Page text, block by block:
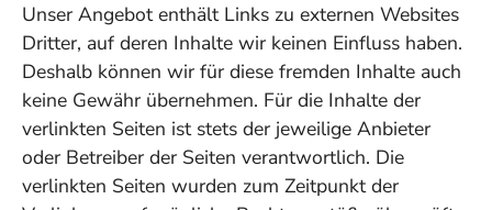
Unser Angebot enthält Links zu externen Websites
Dritter, auf deren Inhalte wir keinen Einfluss haben.
Deshalb können wir für diese fremden Inhalte auch
keine Gewähr übernehmen. Für die Inhalte der
verlinkten Seiten ist stets der jeweilige Anbieter
oder Betreiber der Seiten verantwortlich. Die
verlinkten Seiten wurden zum Zeitpunkt der